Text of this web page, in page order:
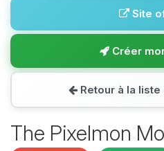
Site
Créer
Retour à la
The Pixelmon